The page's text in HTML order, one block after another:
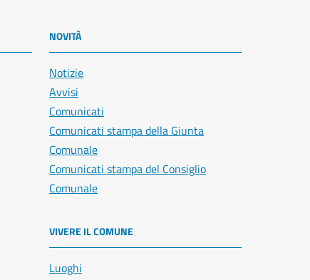
NOVITÀ
Notizie
Avvisi
Comunicati
Comunicati stampa della Giunta
Comunale
Comunicati stampa del Consiglio
Comunale
VIVERE IL COMUNE
Luoghi